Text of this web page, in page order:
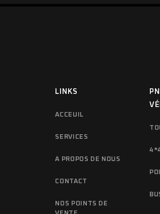
LINKS
ACCEUIL
SERVICES
A PROPOS DE NOUS
CONTACT
NOS POINTS DE